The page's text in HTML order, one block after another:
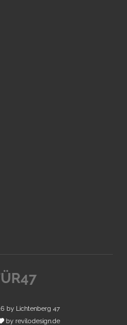
by Lichtenberg 47
by revilodesign.de